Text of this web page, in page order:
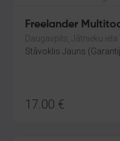
Freelander
Daugavpils, Jātnieku iela
Stāvoklis Jauns
17.00 €